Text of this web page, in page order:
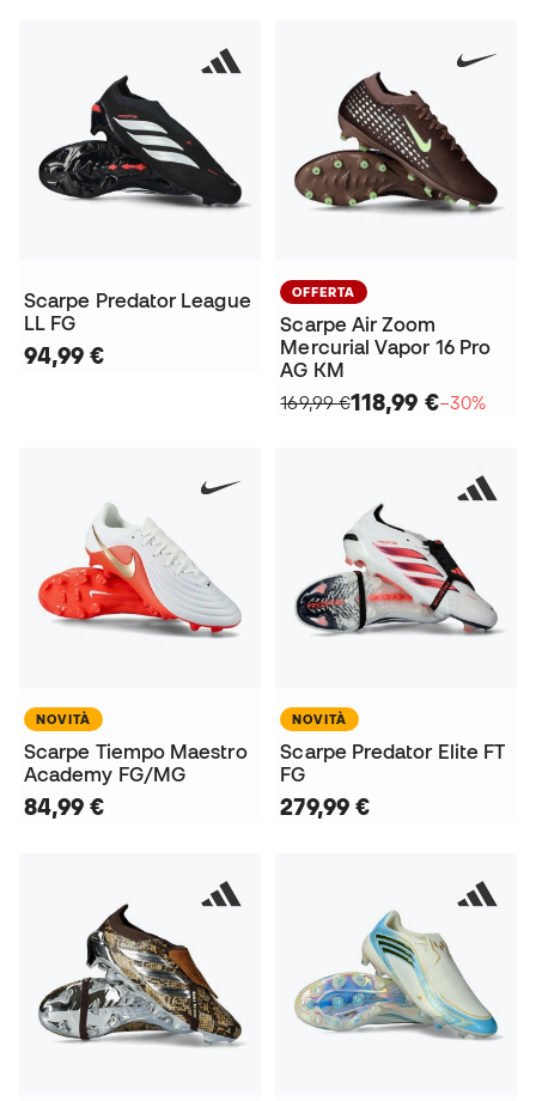
Scarpe Predator League
LL FG
94,99 €
OFFERTA
Scarpe Air Zoom
Mercurial Vapor 16 Pro
AG KM
169,99 €118,99 €−30%
NOVITÀ
Scarpe Tiempo Maestro
Academy FG/MG
84,99 €
NOVITÀ
Scarpe Predator Elite FT
FG
279,99 €